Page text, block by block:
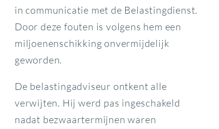
in communicatie met de Belastingdienst.
Door deze fouten is volgens hem een
miljoenenschikking onvermijdelijk
geworden.
De belastingadviseur ontkent alle
verwijten. Hij werd pas ingeschakeld
nadat bezwaartermijnen waren